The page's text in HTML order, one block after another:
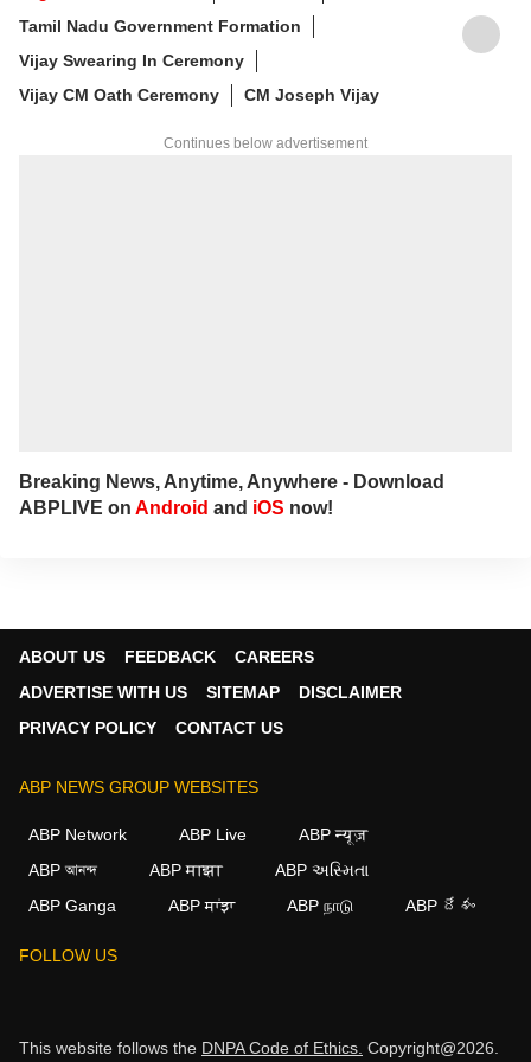
Tamil Nadu Government Formation
Vijay Swearing In Ceremony
Vijay CM Oath Ceremony
CM Joseph Vijay
Continues below advertisement
Breaking News, Anytime, Anywhere - Download
ABPLIVE on Android and iOS now!
ABOUT US FEEDBACK
CAREERS
ADVERTISE WITH US
SITEMAP
DISCLAIMER
PRIVACY POLICY
CONTACT US
ABP NEWS GROUP WEBSITES
ABP Network ABP Live
ABP न्यूज़
ABP আনন্দ
ABP माझा
ABP અસ્મિતા
ABP Ganga
ABP ਸਾਂਝਾ ABP நாடு ABP దేశం
FOLLOW US
This website follows the DNPA Code of Ethics. Copyright@2026.